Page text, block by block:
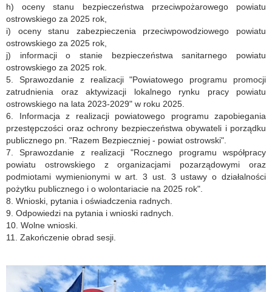
h) oceny stanu bezpieczeństwa przeciwpożarowego powiatu
ostrowskiego za 2025 rok,
i) oceny stanu zabezpieczenia przeciwpowodziowego powiatu
ostrowskiego za 2025 rok,
j) informacji o stanie bezpieczeństwa sanitarnego powiatu
ostrowskiego za 2025 rok.
5. Sprawozdanie z realizacji "Powiatowego programu promocji
zatrudnienia oraz aktywizacji lokalnego rynku pracy powiatu
ostrowskiego na lata 2023-2029" w roku 2025.
6. Informacja z realizacji powiatowego programu zapobiegania
przestępczości oraz ochrony bezpieczeństwa obywateli i porządku
publicznego pn. "Razem Bezpieczniej - powiat ostrowski".
7. Sprawozdanie z realizacji "Rocznego programu współpracy
powiatu ostrowskiego z organizacjami pozarządowymi oraz
podmiotami wymienionymi w art. 3 ust. 3 ustawy o działalności
pożytku publicznego i o wolontariacie na 2025 rok".
8. Wnioski, pytania i oświadczenia radnych.
9. Odpowiedzi na pytania i wnioski radnych.
10. Wolne wnioski.
11. Zakończenie obrad sesji.